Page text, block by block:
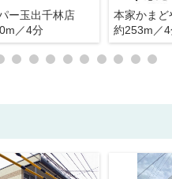
ー玉出千林店
／4分
約253m／